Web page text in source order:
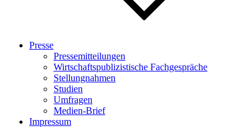
Presse
Pressemitteilungen
Wirtschaftspublizistische Fachgespräche
Stellungnahmen
Studien
Umfragen
Medien-Brief
Impressum